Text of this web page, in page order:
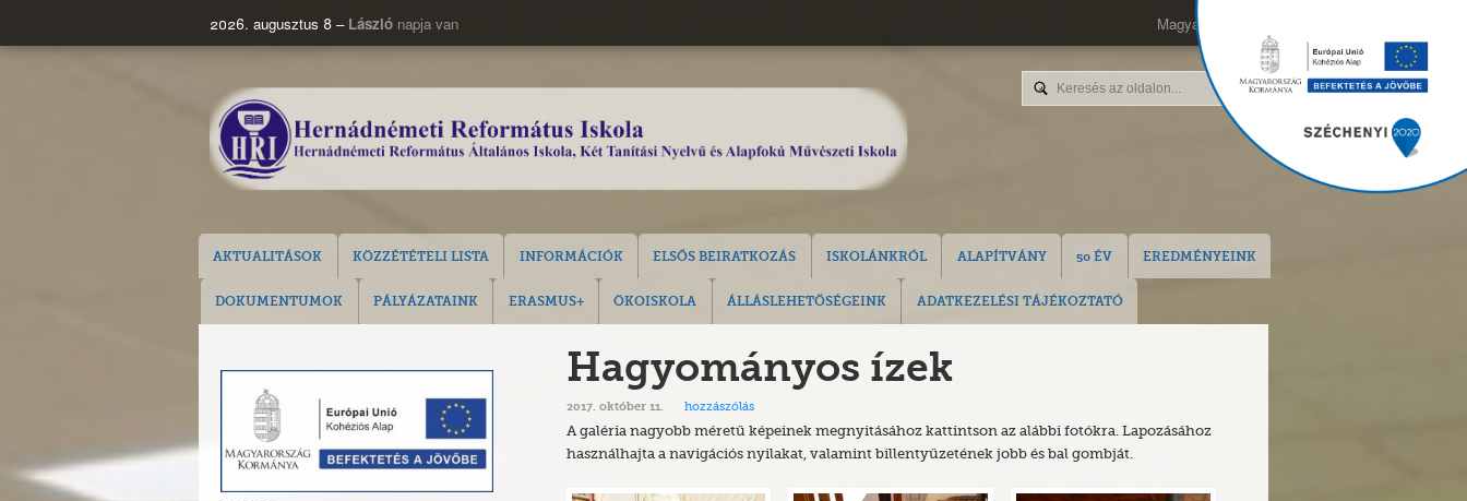
Magyar
2026. augusztus 8 – László napja van
AKTUALITÁSOK KÖZZÉTÉTELI LISTA INFORMÁCIÓK ELSŐS BEIRATKOZÁS ISKOLÁNKRÓL ALAPÍTVÁNY 50 ÉV EREDMÉNYEINK
DOKUMENTUMOK PÁLYÁZATAINK ERASMUS+ ÖKOISKOLA ÁLLÁSLEHETŐSÉGEINK ADATKEZELÉSI TÁJÉKOZTATÓ
Hagyományos ízek
2017. október 11. hozzászólás
A galéria nagyobb méretű képeinek megnyitásához kattintson az alábbi fotókra. Lapozásához
használhajta a navigációs nyilakat, valamint billentyűzetének jobb és bal gombját.